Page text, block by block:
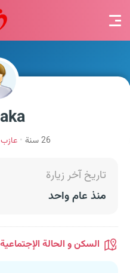
26 سنة عازب
تاريخ آخر زيارة
منذ عام واحد
السكن و الحالة الإجتماعية